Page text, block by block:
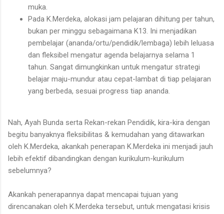
muka.
Pada K.Merdeka, alokasi jam pelajaran dihitung per tahun,
bukan per minggu sebagaimana K13. Ini menjadikan
pembelajar (ananda/ortu/pendidik/lembaga) lebih leluasa
dan fleksibel mengatur agenda belajarnya selama 1
tahun. Sangat dimungkinkan untuk mengatur strategi
belajar maju-mundur atau cepat-lambat di tiap pelajaran
yang berbeda, sesuai progress tiap ananda.
Nah, Ayah Bunda serta Rekan-rekan Pendidik, kira-kira dengan
begitu banyaknya fleksibilitas & kemudahan yang ditawarkan
oleh K.Merdeka, akankah penerapan K.Merdeka ini menjadi jauh
lebih efektif dibandingkan dengan kurikulum-kurikulum
sebelumnya?
Akankah penerapannya dapat mencapai tujuan yang
direncanakan oleh K.Merdeka tersebut, untuk mengatasi krisis